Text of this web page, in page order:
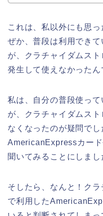
これは、私以外にも思
ぜか、普段は利用でき
が、クラチャイダムス
発生して使えなかったん
私は、自分の普段使っ
が、クラチャイダムス
なくなったのが疑問でし
AmericanExpressカー
聞いてみることにしまし
そしたら、なんと！ク
で利用した